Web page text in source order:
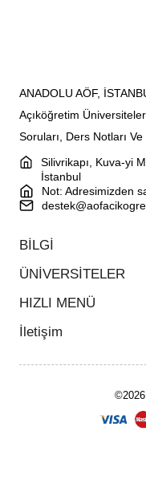
ANADOLU AÖF,
Açıköğretim
Soruları, Ders Notları
Silivrikapı, Kuva-yi
İstanbul
Not: Adresimizden
BİLGİ
ÜNİVERSİTELER
HIZLI MENÜ
İletişim
©2026